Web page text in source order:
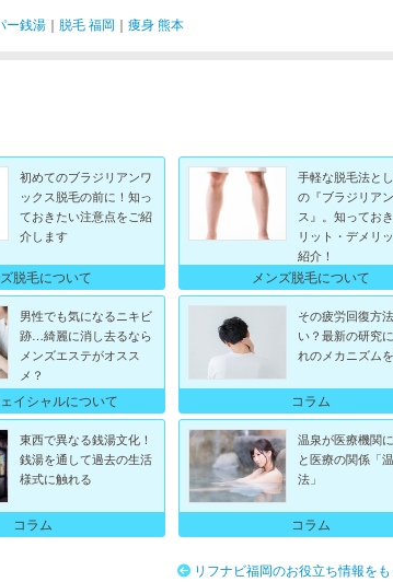
ー銭湯 ｜ 脱毛 福岡 ｜ 痩身 熊本
初めてのブラジリアンワ
ックス脱毛の前に！知っ
ておきたい注意点をご紹
介します
脱毛について
手軽な脱毛法と
の『ブラジリア
ス』。知ってお
リット・デメリ
紹介！
メンズ脱毛について
男性でも気になるニキビ
跡…綺麗に消し去るなら
メンズエステがオスス
メ？
イシャルについて
その疲労回復方
い？最新の研究
れのメカニズム
コラム
東西で異なる銭湯文化！
銭湯を通して過去の生活
様式に触れる
コラム
温泉が医療機関
と医療の関係「
法」
コラム
リフナビ福岡のお役立ち情報を